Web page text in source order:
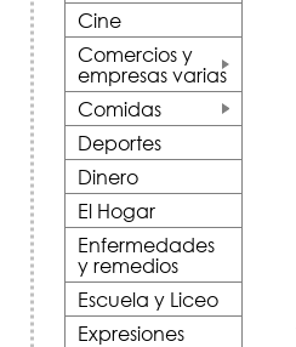
Cine
Comercios y
empresas varias
+
Comidas
Deportes
Dinero
El Hogar
Enfermedades
y remedios
Escuela y Liceo
Expresiones